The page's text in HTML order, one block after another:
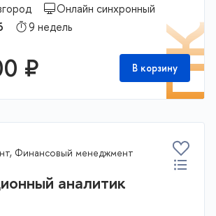
Онлайн синхронный
9 недель
₽ В корзину
Финансовый менеджмент
аналитик